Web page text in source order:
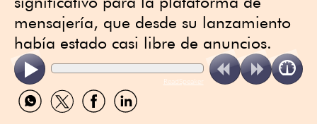
mensajería, que desde su lanzamiento
había estado casi libre de anuncios.
ReadSpeaker
Compartir
por
Compartir
por
Compartir
por
Compartir
por